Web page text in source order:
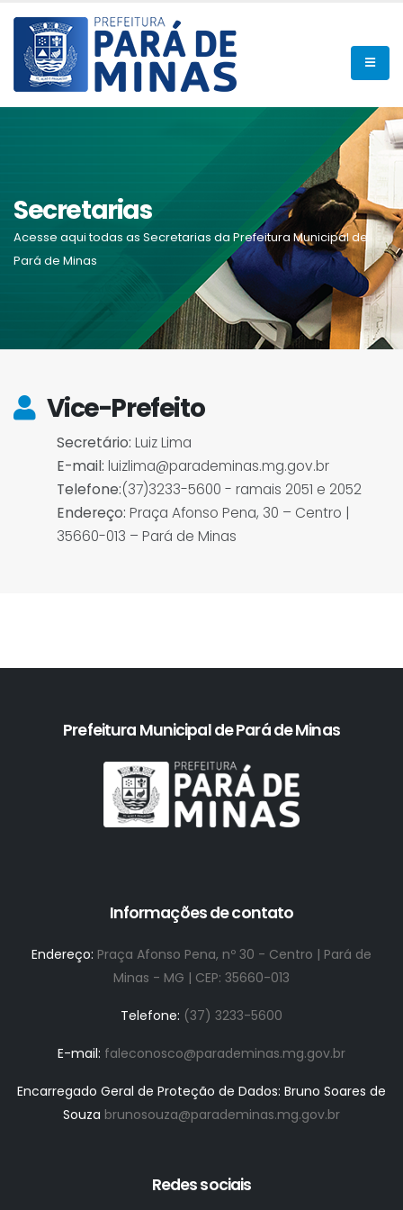
Secretarias
Acesse aqui todas as Secretarias da Prefeitura Municipal de
Pará de Minas
Vice-Prefeito
Secretário: Luiz Lima
E-mail: luizlima@parademinas.mg.gov.br
Telefone:(37)3233-5600 - ramais 2051 e 2052
Endereço: Praça Afonso Pena, 30 – Centro |
35660-013 – Pará de Minas
Prefeitura Municipal de Pará de Minas
Informações de contato
Endereço: Praça Afonso Pena, nº 30 - Centro | Pará de
Minas - MG | CEP: 35660-013
Telefone: (37) 3233-5600
E-mail: faleconosco@parademinas.mg.gov.br
Encarregado Geral de Proteção de Dados: Bruno Soares de
Souza brunosouza@parademinas.mg.gov.br
Redes sociais